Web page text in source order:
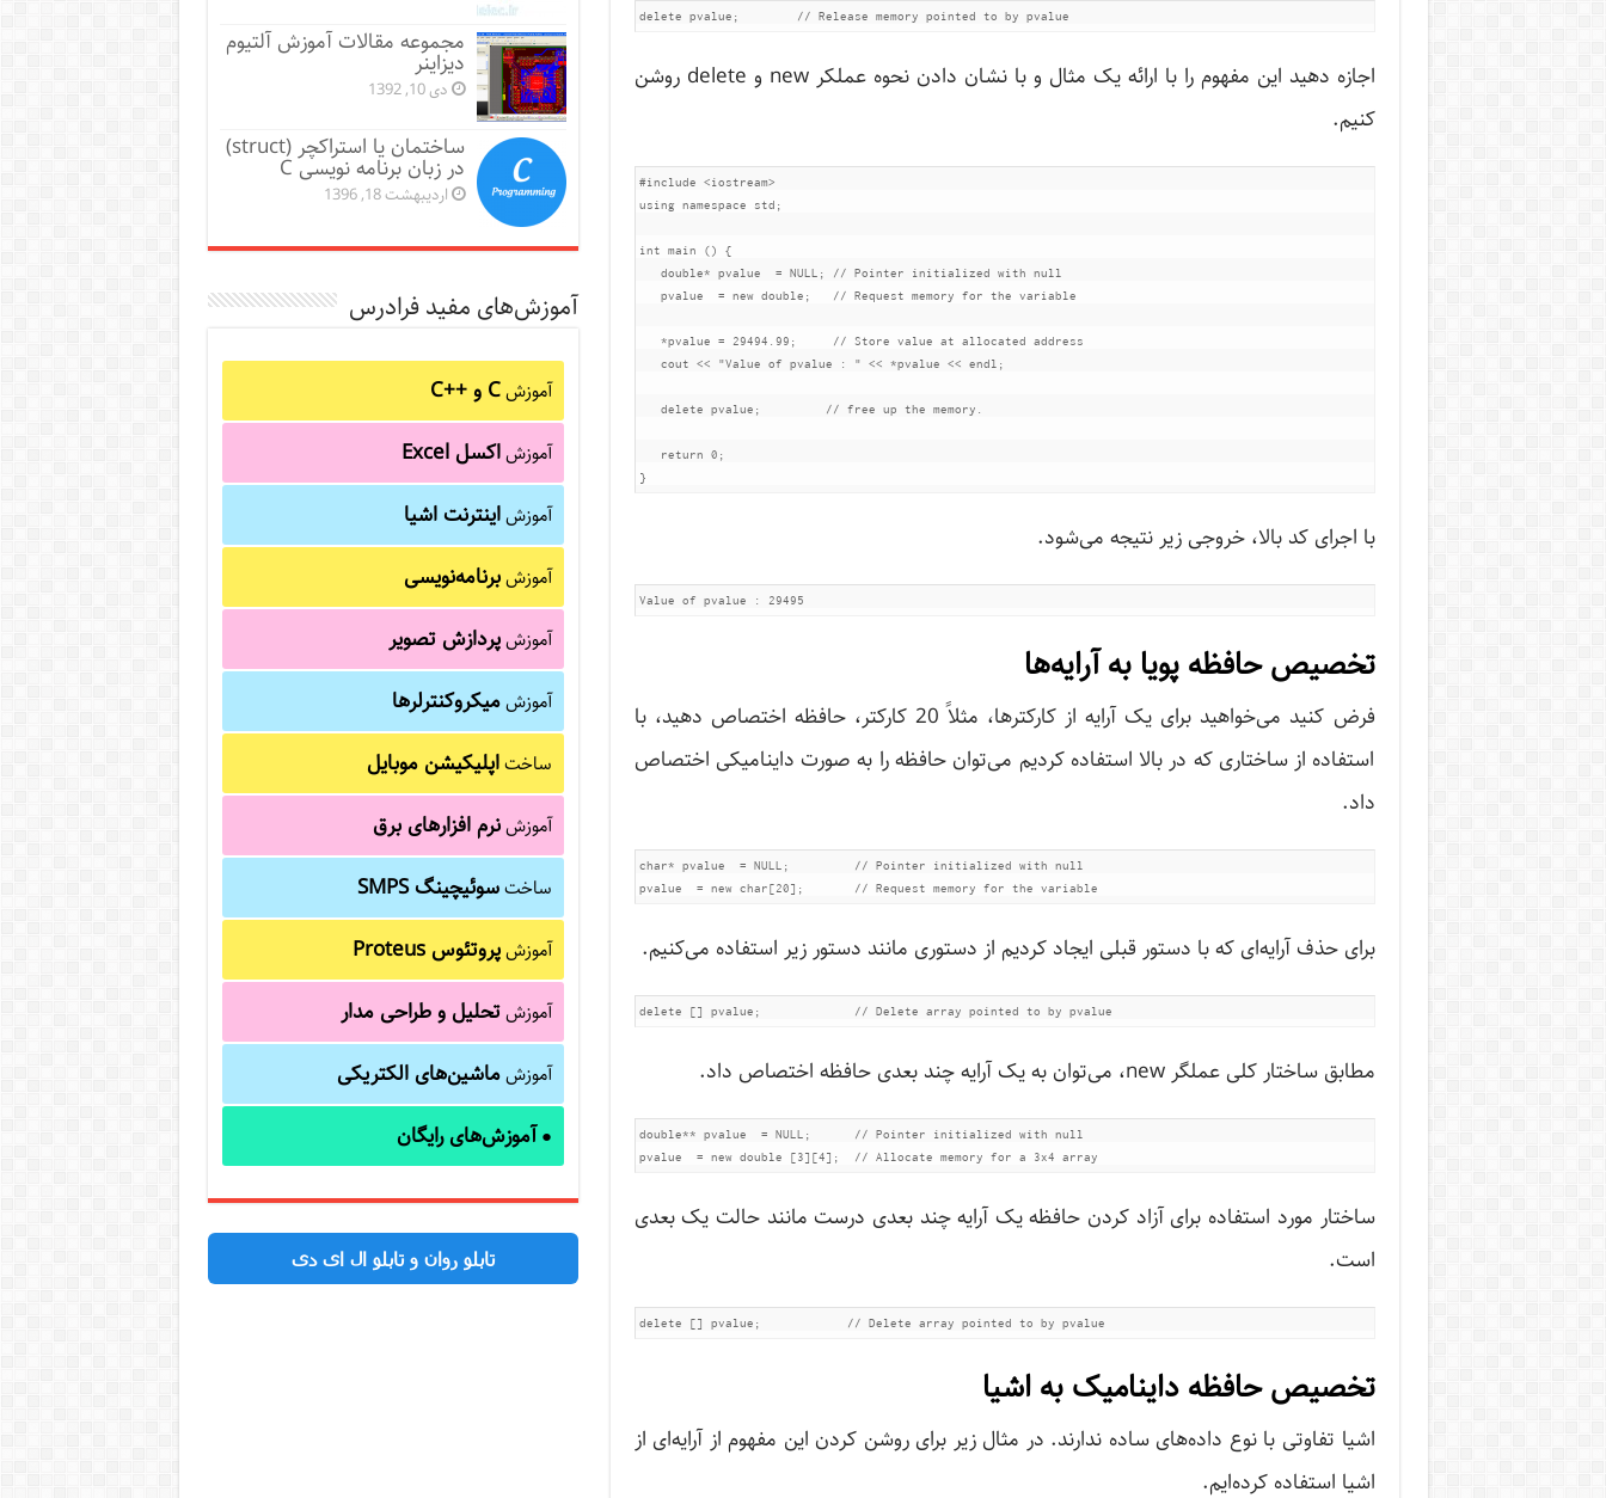
اجازه دهید این مفهوم را با ارائه یک مثال و با نشان دادن نحوه عملکر new و delete روشن
کنیم.
#include
<iostream>
using namespace std ;
int main ()
{
double* pvalue = NULL ;
// Pointer initialized with null
   pvalue
= new double ; // Request memory for the variable
*pvalue = 29494.99 ;
// Store value at allocated address
   cout
<< "Value of pvalue : " << *pvalue << endl ;
delete pvalue ; // free up the memory.
return 0 ;
}
با اجرای کد بالا، خروجی زیر نتیجه می‌شود.
تخصیص حافظه پویا به آرایه‌ها
فرض کنید می‌خواهید برای یک آرایه از کارکترها، مثلاً 20 کارکتر، حافظه اختصاص دهید، با
استفاده از ساختاری که در بالا استفاده کردیم می‌توان حافظه را به صورت داینامیکی اختصاص
داد.
char* pvalue  = NULL;         // Pointer initialized with null
pvalue  = new char[20];       // Request memory for the variable
برای حذف آرایه‌ای که با دستور قبلی ایجاد کردیم از دستوری مانند دستور زیر استفاده می‌کنیم.
مطابق ساختار کلی عملگر new، می‌توان به یک آرایه چند بعدی حافظه اختصاص داد.
double** pvalue  = NULL;      // Pointer initialized with null
pvalue  = new double [3][4];  // Allocate memory for a 3x4 array
ساختار مورد استفاده برای آزاد کردن حافظه یک آرایه چند بعدی درست مانند حالت یک بعدی
است.
تخصیص حافظه داینامیک به اشیا
اشیا تفاوتی با نوع داده‌های ساده ندارند. در مثال زیر برای روشن کردن این مفهوم از آرایه‌ای از
اشیا استفاده کرده‌ایم.
مجموعه مقالات آموزش آلتیوم
دیزاینر
دی 10, 1392
ساختمان یا استراکچر (struct)
در زبان برنامه نویسی C
اردیبهشت 18, 1396
آموزش‌های مفید فرادرس
آموزشC و C++‎
آموزشاکسل Excel
آموزشاینترنت اشیا
آموزشبرنامه‌نویسی
آموزشپردازش تصویر
آموزشمیکروکنترلرها
ساختاپلیکیشن موبایل
آموزشنرم افزارهای برق
ساختسوئیچینگ SMPS
آموزشپروتئوس Proteus
آموزشتحلیل و طراحی مدار
آموزشماشین‌های الکتریکی
●آموزش‌های رایگان
تابلو روان و تابلو ال ای دی